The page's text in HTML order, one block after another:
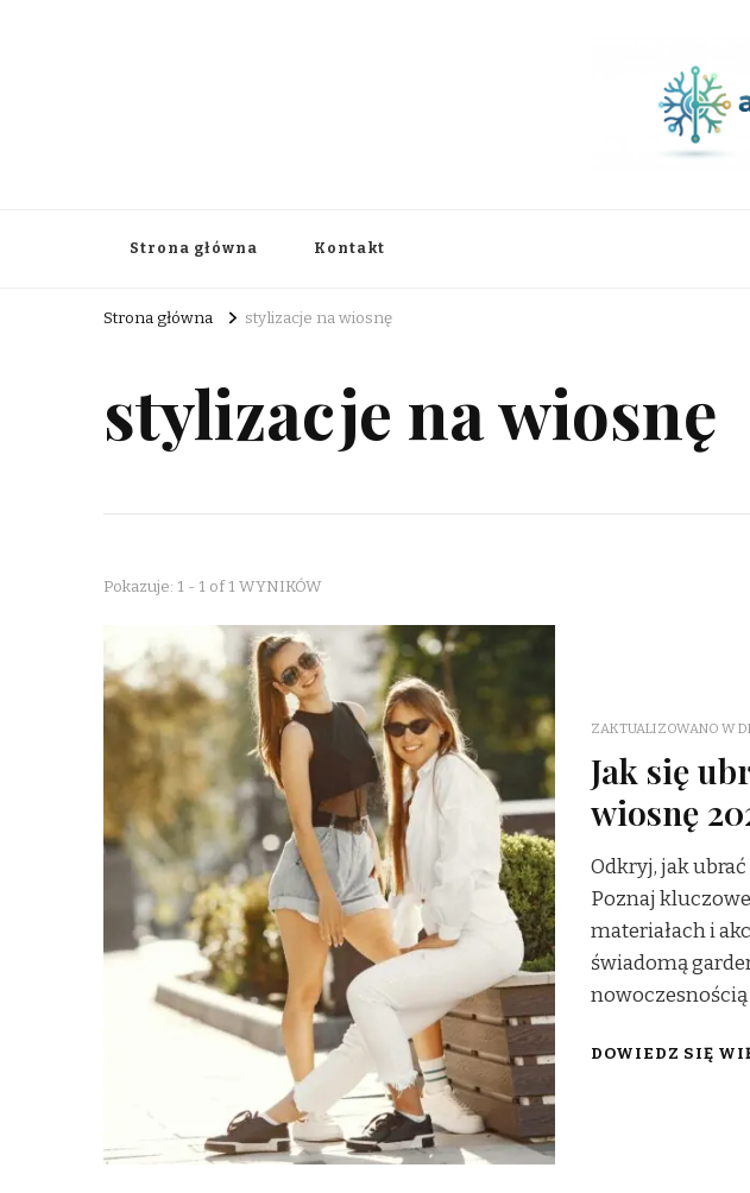
Strona główna Kontakt
Strona główna stylizacje na wiosnę
stylizacje na wiosnę
Pokazuje: 1 - 1 of 1 WYNIKÓW
ZAKTUALIZOWANO W
Jak się
wiosnę
Odkryj, jak
Poznaj
materiałach i
świadomą
DOWIEDZ SIĘ